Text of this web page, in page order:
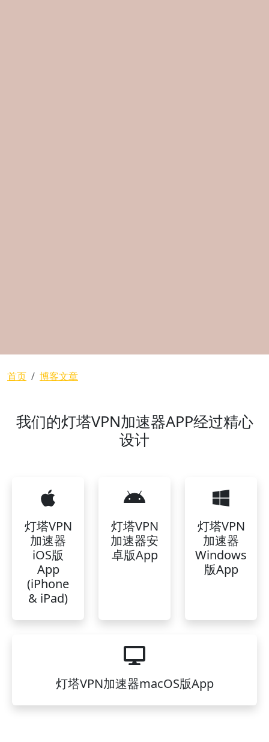
面包屑
首页 博客文章
我们的灯塔VPN加速器APP经过精心
设计
灯塔VPN
加速器
iOS版
App
(iPhone
& iPad)
灯塔VPN
加速器安
卓版App
灯塔VPN
加速器
Windows
版App
灯塔VPN加速器macOS版App